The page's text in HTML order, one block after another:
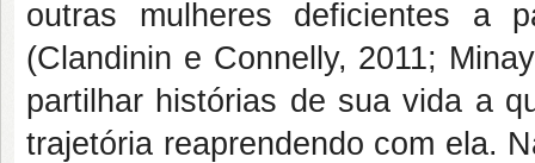
outras mulheres deficientes a
(Clandinin e Connelly, 2011;
partilhar histórias de sua vida a
trajetória reaprendendo com ela.